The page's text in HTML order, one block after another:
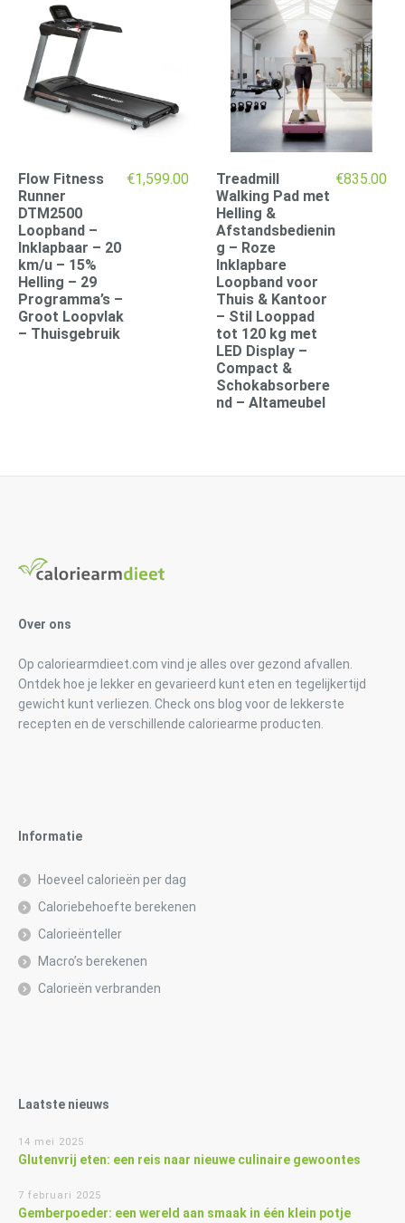
Flow Fitness
Runner
DTM2500
Loopband –
Inklapbaar – 20
km/u – 15%
Helling – 29
Programma’s –
Groot Loopvlak
– Thuisgebruik
€1,599.00
Treadmill
Walking Pad met
Helling &
Afstandsbedienin
g – Roze
Inklapbare
Loopband voor
Thuis & Kantoor
– Stil Looppad
tot 120 kg met
LED Display –
Compact &
Schokabsorbere
nd – Altameubel
€835.00
Over ons
Op caloriearmdieet.com vind je alles over gezond afvallen.
Ontdek hoe je lekker en gevarieerd kunt eten en tegelijkertijd
gewicht kunt verliezen. Check ons blog voor de lekkerste
recepten en de verschillende caloriearme producten.
Informatie
Hoeveel calorieën per dag
Caloriebehoefte berekenen
Calorieënteller
Macro’s berekenen
Calorieën verbranden
Laatste nieuws
14 mei 2025
Glutenvrij eten: een reis naar nieuwe culinaire gewoontes
7 februari 2025
Gemberpoeder: een wereld aan smaak in één klein potje